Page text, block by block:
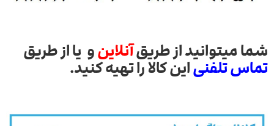
شما میتوانید از طریقآنلاینو یا از طریق
تماس تلفنیاین کالا را تهیه کنید.